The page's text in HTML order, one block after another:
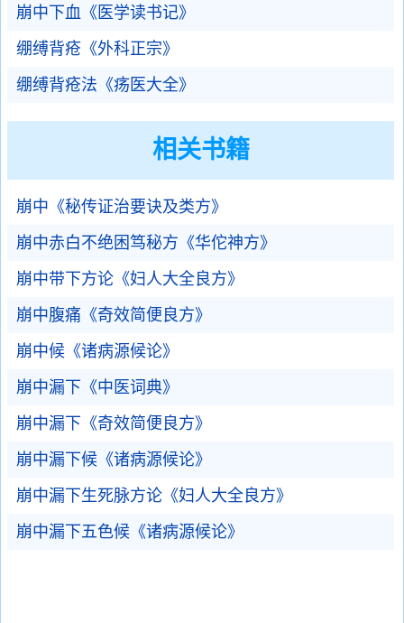
崩中下血《医学读书记》
绷缚背疮《外科正宗》
绷缚背疮法《疡医大全》
相关书籍
崩中《秘传证治要诀及类方》
崩中赤白不绝困笃秘方《华佗神方》
崩中带下方论《妇人大全良方》
崩中腹痛《奇效简便良方》
崩中候《诸病源候论》
崩中漏下《中医词典》
崩中漏下《奇效简便良方》
崩中漏下候《诸病源候论》
崩中漏下生死脉方论《妇人大全良方》
崩中漏下五色候《诸病源候论》